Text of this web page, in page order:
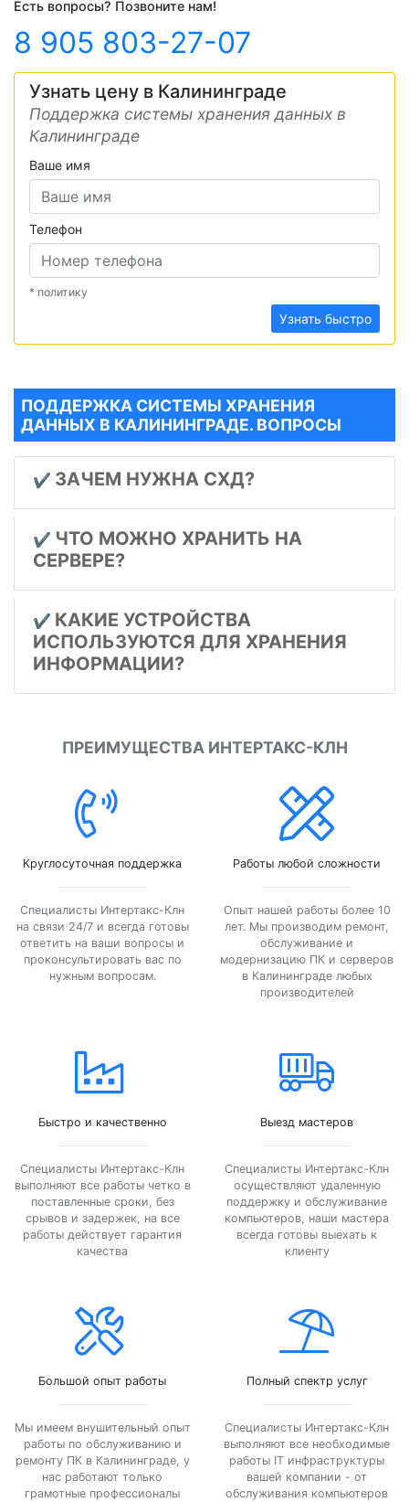
Есть вопросы? Позвоните нам!
8 905 803-27-07
Узнать цену в Калининграде
Поддержка системы хранения данных в
Калининграде
Ваше имя
Телефон
* политику
Узнать быстро
ПОДДЕРЖКА СИСТЕМЫ ХРАНЕНИЯ
ДАННЫХ В КАЛИНИНГРАДЕ. ВОПРОСЫ
✔️ ЗАЧЕМ НУЖНА СХД?
✔️ ЧТО МОЖНО ХРАНИТЬ НА
СЕРВЕРЕ?
✔️ КАКИЕ УСТРОЙСТВА
ИСПОЛЬЗУЮТСЯ ДЛЯ ХРАНЕНИЯ
ИНФОРМАЦИИ?
ПРЕИМУЩЕСТВА ИНТЕРТАКС-КЛН
Круглосуточная поддержка
Специалисты Интертакс-Клн
на связи 24/7 и всегда готовы
ответить на ваши вопросы и
проконсультировать вас по
нужным вопросам.
Работы любой сложности
Опыт нашей работы более 10
лет. Мы производим ремонт,
обслуживание и
модернизацию ПК и серверов
в Калининграде любых
производителей
Быстро и качественно
Специалисты Интертакс-Клн
выполняют все работы четко в
поставленные сроки, без
срывов и задержек, на все
работы действует гарантия
качества
Выезд мастеров
Специалисты Интертакс-Клн
осуществляют удаленную
поддержку и обслуживание
компьютеров, наши мастера
всегда готовы выехать к
клиенту
Большой опыт работы
Мы имеем внушительный опыт
работы по обслуживанию и
ремонту ПК в Калининграде, у
нас работают только
грамотные профессионалы
Полный спектр услуг
Специалисты Интертакс-Клн
выполняют все необходимые
работы IT инфраструктуры
вашей компании - от
обслуживания компьютеров